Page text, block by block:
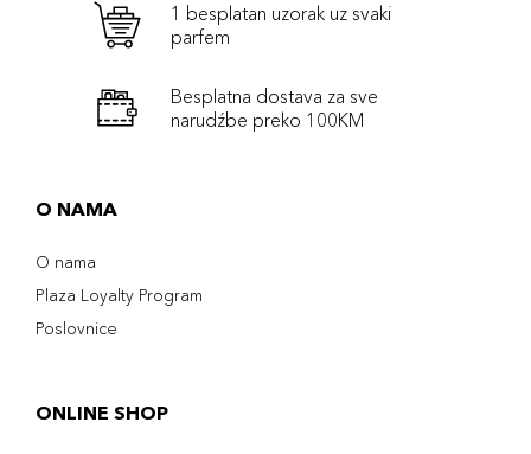
1 besplatan uzorak uz svaki
parfem
Besplatna dostava za sve
narudźbe preko 100KM
O NAMA
O nama
Plaza Loyalty Program
Poslovnice
ONLINE SHOP